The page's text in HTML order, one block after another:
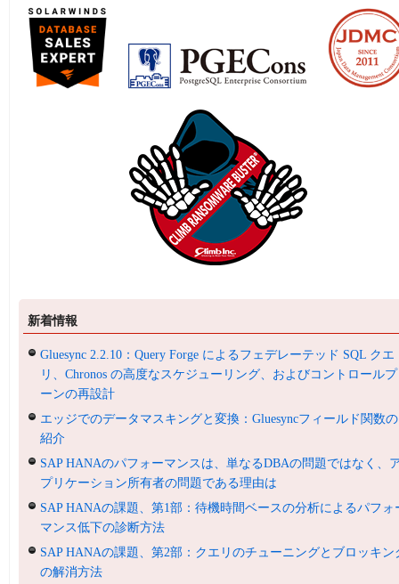
新着情報
Gluesync 2.2.10：Query Forge によるフェデレーテッド SQL クエ
リ、Chronos の高度なスケジューリング、およびコントロール
ーンの再設計
エッジでのデータマスキングと変換：Gluesyncフィールド関数の
紹介
SAP HANAのパフォーマンスは、単なるDBAの問題ではなく、
プリケーション所有者の問題である理由は
SAP HANAの課題、第1部：待機時間ベースの分析によるパフォ
マンス低下の診断方法
SAP HANAの課題、第2部：クエリのチューニングとブロッキン
の解消方法